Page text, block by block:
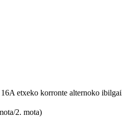
etxeko korronte alternoko
2. mota)